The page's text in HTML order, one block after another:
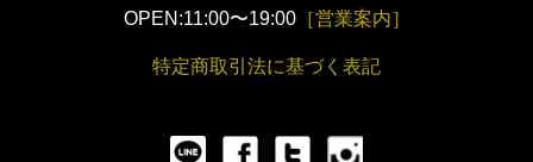
OPEN:11:00〜19:00［営業案内］
特定商取引法に基づく表記